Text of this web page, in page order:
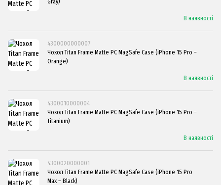
В наявності
4300000000007
Чохол Titan Frame Matte PC MagSafe Case (iPhone 15 Pro –
Orange)
В наявності
4300010000004
Чохол Titan Frame Matte PC MagSafe Case (iPhone 15 Pro –
Titanium)
В наявності
4300020000001
Чохол Titan Frame Matte PC MagSafe Case (iPhone 15 Pro
Max – Black)